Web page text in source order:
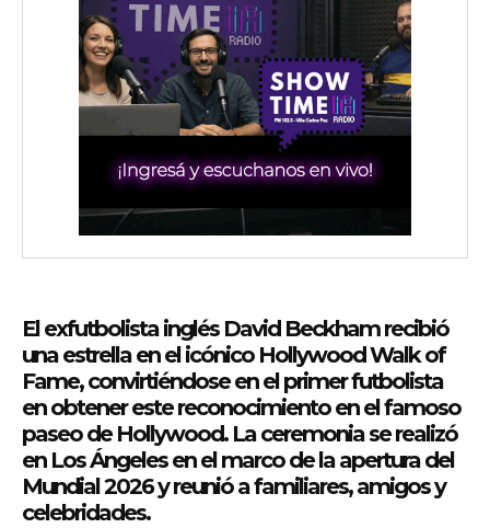
El exfutbolista inglés David Beckhamrecibió
una estrella en el icónico Hollywood Walk of
Fame, convirtiéndose en el primer futbolista
en obtener este reconocimiento en el famoso
paseo de Hollywood. La ceremonia se realizó
en Los Ángeles en el marco de la apertura del
Mundial 2026 y reunió a familiares, amigos y
celebridades.